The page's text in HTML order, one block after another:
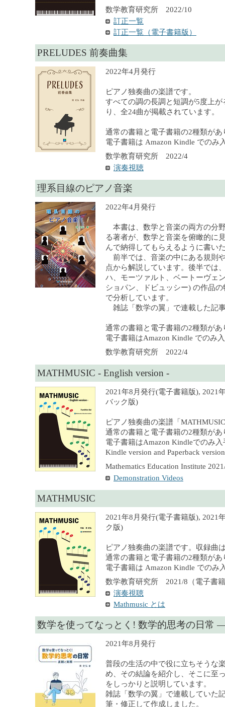
数学教育研究所 2022/10
訂正一覧
訂正一覧（電子書籍版）
PRELUDES 前奏曲集
2022年4月発行
ピアノ独奏曲の楽譜です。
すべての調の長調と短調が5度上
り、全24曲が掲載されています。
通常の書籍と電子書籍の2種類があ
電子書籍は Amazon Kindle でのみ
数学教育研究所 2022/4
演奏視聴
理系目線のピアノ音楽
2022年4月発行
本書は、数学と音楽の両方の分
る著者が、数学と音楽を俯瞰的に
んで納得してもらえるように書い
前半では、音楽の中にある規則
点から解説しています。後半では
ハ、モーツァルト、ベートーヴェ
ショパン、ドビュッシー) の作品
で分析しています。
雑誌「数学の翼」で連載した記
通常の書籍と電子書籍の2種類があ
電子書籍はAmazon Kindle でのみ
数学教育研究所 2022/4
MATHMUSIC - English version -
2021年8月発行(電子書籍版), 2021
バック版)
ピアノ独奏曲の楽譜「
通常の書籍と電子書籍の2種類があ
電子書籍はAmazon Kindleでのみ
Kindle version and Paperback
Mathematics Education Institute
Demonstration Videos
MATHMUSIC
2021年8月発行(電子書籍版), 2021
ク版)
ピアノ独奏曲の楽譜です。収録曲
通常の書籍と電子書籍の2種類があ
電子書籍は Amazon Kindle でのみ
数学教育研究所 2021/8（電子書
演奏視聴
Mathmusic とは
数学を使ってなっとく! 数学的思考の日常
2021年8月発行
普段の生活の中で役に立ちそうな
め、その結論を紹介し、そこに至
をしっかりと説明しています。
雑誌「数学の翼」で連載していた
筆・修正して作成しました。